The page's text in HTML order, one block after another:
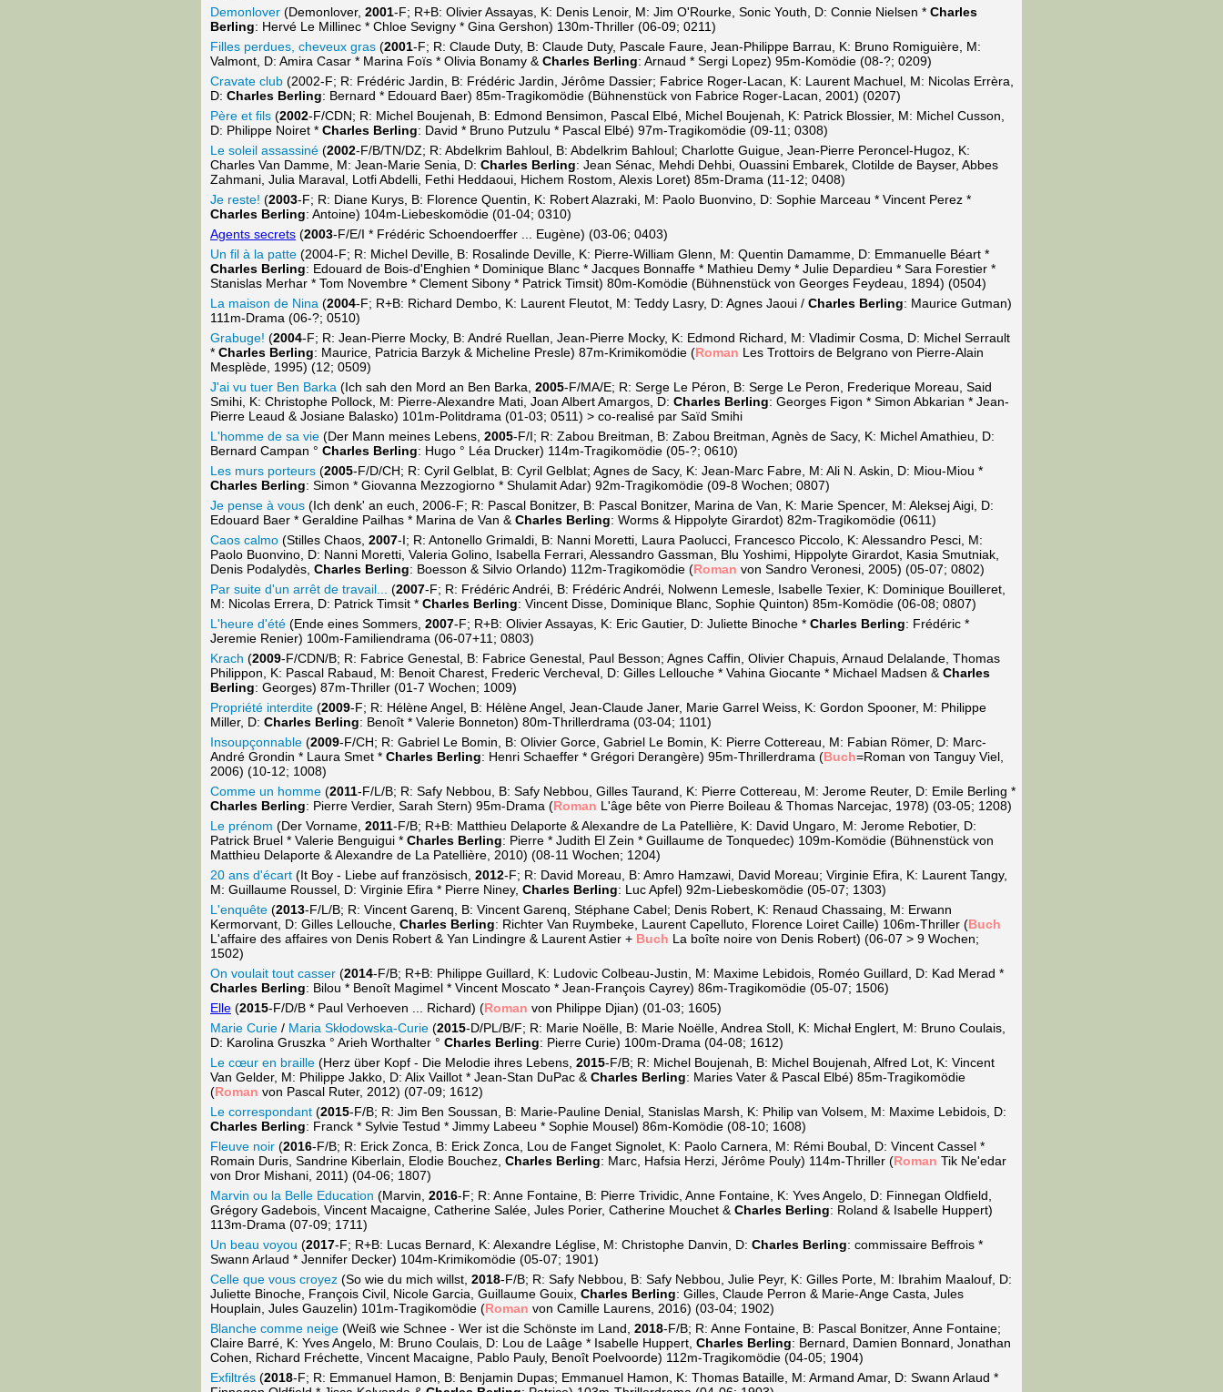
Demonlover (Demonlover, 2001-F; R+B: Olivier Assayas, K: Denis Lenoir, M: Jim O'Rourke, Sonic Youth, D: Connie Nielsen * Charles
Berling: Hervé Le Millinec * Chloe Sevigny * Gina Gershon) 130m-Thriller (06-09; 0211)
Filles perdues, cheveux gras (2001-F; R: Claude Duty, B: Claude Duty, Pascale Faure, Jean-Philippe Barrau, K: Bruno Romiguière, M:
Valmont, D: Amira Casar * Marina Foïs * Olivia Bonamy & Charles Berling: Arnaud * Sergi Lopez) 95m-Komödie (08-?; 0209)
Cravate club (2002-F; R: Frédéric Jardin, B: Frédéric Jardin, Jérôme Dassier; Fabrice Roger-Lacan, K: Laurent Machuel, M: Nicolas Errèra,
D: Charles Berling: Bernard * Edouard Baer) 85m-Tragikomödie (Bühnenstück von Fabrice Roger-Lacan, 2001) (0207)
Père et fils (2002-F/CDN; R: Michel Boujenah, B: Edmond Bensimon, Pascal Elbé, Michel Boujenah, K: Patrick Blossier, M: Michel Cusson,
D: Philippe Noiret * Charles Berling: David * Bruno Putzulu * Pascal Elbé) 97m-Tragikomödie (09-11; 0308)
Le soleil assassiné (2002-F/B/TN/DZ; R: Abdelkrim Bahloul, B: Abdelkrim Bahloul; Charlotte Guigue, Jean-Pierre Peroncel-Hugoz, K:
Charles Van Damme, M: Jean-Marie Senia, D: Charles Berling: Jean Sénac, Mehdi Dehbi, Ouassini Embarek, Clotilde de Bayser, Abbes
Zahmani, Julia Maraval, Lotfi Abdelli, Fethi Heddaoui, Hichem Rostom, Alexis Loret) 85m-Drama (11-12; 0408)
Je reste! (2003-F; R: Diane Kurys, B: Florence Quentin, K: Robert Alazraki, M: Paolo Buonvino, D: Sophie Marceau * Vincent Perez *
Charles Berling: Antoine) 104m-Liebeskomödie (01-04; 0310)
Agents secrets (2003-F/E/I * Frédéric Schoendoerffer ... Eugène) (03-06; 0403)
Un fil à la patte (2004-F; R: Michel Deville, B: Rosalinde Deville, K: Pierre-William Glenn, M: Quentin Damamme, D: Emmanuelle Béart *
Charles Berling: Edouard de Bois-d'Enghien * Dominique Blanc * Jacques Bonnaffe * Mathieu Demy * Julie Depardieu * Sara Forestier *
Stanislas Merhar * Tom Novembre * Clement Sibony * Patrick Timsit) 80m-Komödie (Bühnenstück von Georges Feydeau, 1894) (0504)
La maison de Nina (2004-F; R+B: Richard Dembo, K: Laurent Fleutot, M: Teddy Lasry, D: Agnes Jaoui / Charles Berling: Maurice Gutman)
111m-Drama (06-?; 0510)
Grabuge! (2004-F; R: Jean-Pierre Mocky, B: André Ruellan, Jean-Pierre Mocky, K: Edmond Richard, M: Vladimir Cosma, D: Michel Serrault
* Charles Berling: Maurice, Patricia Barzyk & Micheline Presle) 87m-Krimikomödie (Roman Les Trottoirs de Belgrano von Pierre-Alain
Mesplède, 1995) (12; 0509)
J'ai vu tuer Ben Barka (Ich sah den Mord an Ben Barka, 2005-F/MA/E; R: Serge Le Péron, B: Serge Le Peron, Frederique Moreau, Said
Smihi, K: Christophe Pollock, M: Pierre-Alexandre Mati, Joan Albert Amargos, D: Charles Berling: Georges Figon * Simon Abkarian * Jean-
Pierre Leaud & Josiane Balasko) 101m-Politdrama (01-03; 0511) > co-realisé par Saïd Smihi
L'homme de sa vie (Der Mann meines Lebens, 2005-F/I; R: Zabou Breitman, B: Zabou Breitman, Agnès de Sacy, K: Michel Amathieu, D:
Bernard Campan ° Charles Berling: Hugo ° Léa Drucker) 114m-Tragikomödie (05-?; 0610)
Les murs porteurs (2005-F/D/CH; R: Cyril Gelblat, B: Cyril Gelblat; Agnes de Sacy, K: Jean-Marc Fabre, M: Ali N. Askin, D: Miou-Miou *
Charles Berling: Simon * Giovanna Mezzogiorno * Shulamit Adar) 92m-Tragikomödie (09-8 Wochen; 0807)
Je pense à vous (Ich denk' an euch, 2006-F; R: Pascal Bonitzer, B: Pascal Bonitzer, Marina de Van, K: Marie Spencer, M: Aleksej Aigi, D:
Edouard Baer * Geraldine Pailhas * Marina de Van & Charles Berling: Worms & Hippolyte Girardot) 82m-Tragikomödie (0611)
Caos calmo (Stilles Chaos, 2007-I; R: Antonello Grimaldi, B: Nanni Moretti, Laura Paolucci, Francesco Piccolo, K: Alessandro Pesci, M:
Paolo Buonvino, D: Nanni Moretti, Valeria Golino, Isabella Ferrari, Alessandro Gassman, Blu Yoshimi, Hippolyte Girardot, Kasia Smutniak,
Denis Podalydès, Charles Berling: Boesson & Silvio Orlando) 112m-Tragikomödie (Roman von Sandro Veronesi, 2005) (05-07; 0802)
Par suite d'un arrêt de travail...
(2007-F; R: Frédéric Andréi, B: Frédéric Andréi, Nolwenn Lemesle, Isabelle Texier, K: Dominique Bouilleret,
M: Nicolas Errera, D: Patrick Timsit * Charles Berling: Vincent Disse, Dominique Blanc, Sophie Quinton) 85m-Komödie (06-08; 0807)
L'heure d'été (Ende eines Sommers, 2007-F; R+B: Olivier Assayas, K: Eric Gautier, D: Juliette Binoche * Charles Berling: Frédéric *
Jeremie Renier) 100m-Familiendrama (06-07+11; 0803)
Krach (2009-F/CDN/B; R: Fabrice Genestal, B: Fabrice Genestal, Paul Besson; Agnes Caffin, Olivier Chapuis, Arnaud Delalande, Thomas
Philippon, K: Pascal Rabaud, M: Benoit Charest, Frederic Vercheval, D: Gilles Lellouche * Vahina Giocante * Michael Madsen & Charles
Berling: Georges) 87m-Thriller (01-7 Wochen; 1009)
Propriété interdite (2009-F; R: Hélène Angel, B: Hélène Angel, Jean-Claude Janer, Marie Garrel Weiss, K: Gordon Spooner, M: Philippe
Miller, D: Charles Berling: Benoît * Valerie Bonneton) 80m-Thrillerdrama (03-04; 1101)
Insoupçonnable (2009-F/CH; R: Gabriel Le Bomin, B: Olivier Gorce, Gabriel Le Bomin, K: Pierre Cottereau, M: Fabian Römer, D: Marc-
André Grondin * Laura Smet * Charles Berling: Henri Schaeffer * Grégori Derangère) 95m-Thrillerdrama (Buch=Roman von Tanguy Viel,
2006) (10-12; 1008)
Comme un homme (2011-F/L/B; R: Safy Nebbou, B: Safy Nebbou, Gilles Taurand, K: Pierre Cottereau, M: Jerome Reuter, D: Emile Berling *
Charles Berling: Pierre Verdier, Sarah Stern) 95m-Drama (Roman L'âge bête von Pierre Boileau & Thomas Narcejac, 1978) (03-05; 1208)
Le prénom (Der Vorname, 2011-F/B; R+B: Matthieu Delaporte & Alexandre de La Patellière, K: David Ungaro, M: Jerome Rebotier, D:
Patrick Bruel * Valerie Benguigui * Charles Berling: Pierre * Judith El Zein * Guillaume de Tonquedec) 109m-Komödie (Bühnenstück von
Matthieu Delaporte & Alexandre de La Patellière, 2010) (08-11 Wochen; 1204)
20 ans d'écart (It Boy - Liebe auf französisch, 2012-F; R: David Moreau, B: Amro Hamzawi, David Moreau; Virginie Efira, K: Laurent Tangy,
M: Guillaume Roussel, D: Virginie Efira * Pierre Niney, Charles Berling: Luc Apfel) 92m-Liebeskomödie (05-07; 1303)
L'enquête (2013-F/L/B; R: Vincent Garenq, B: Vincent Garenq, Stéphane Cabel; Denis Robert, K: Renaud Chassaing, M: Erwann
Kermorvant, D: Gilles Lellouche, Charles Berling: Richter Van Ruymbeke, Laurent Capelluto, Florence Loiret Caille) 106m-Thriller (Buch
L'affaire des affaires von Denis Robert & Yan Lindingre & Laurent Astier + Buch La boîte noire von Denis Robert) (06-07 > 9 Wochen;
1502)
On voulait tout casser (2014-F/B; R+B: Philippe Guillard, K: Ludovic Colbeau-Justin, M: Maxime Lebidois, Roméo Guillard, D: Kad Merad *
Charles Berling: Bilou * Benoît Magimel * Vincent Moscato * Jean-François Cayrey) 86m-Tragikomödie (05-07; 1506)
Elle (2015-F/D/B * Paul Verhoeven ... Richard) (Roman von Philippe Djian) (01-03; 1605)
Marie Curie / Maria Skłodowska-Curie (2015-D/PL/B/F; R: Marie Noëlle, B: Marie Noëlle, Andrea Stoll, K: Michał Englert, M: Bruno Coulais,
D: Karolina Gruszka ° Arieh Worthalter ° Charles Berling: Pierre Curie) 100m-Drama (04-08; 1612)
Le cœur en braille (Herz über Kopf - Die Melodie ihres Lebens, 2015-F/B; R: Michel Boujenah, B: Michel Boujenah, Alfred Lot, K: Vincent
Van Gelder, M: Philippe Jakko, D: Alix Vaillot * Jean-Stan DuPac & Charles Berling: Maries Vater & Pascal Elbé) 85m-Tragikomödie
(Roman von Pascal Ruter, 2012) (07-09; 1612)
Le correspondant (2015-F/B; R: Jim Ben Soussan, B: Marie-Pauline Denial, Stanislas Marsh, K: Philip van Volsem, M: Maxime Lebidois, D:
Charles Berling: Franck * Sylvie Testud * Jimmy Labeeu * Sophie Mousel) 86m-Komödie (08-10; 1608)
Fleuve noir (2016-F/B; R: Erick Zonca, B: Erick Zonca, Lou de Fanget Signolet, K: Paolo Carnera, M: Rémi Boubal, D: Vincent Cassel *
Romain Duris, Sandrine Kiberlain, Elodie Bouchez, Charles Berling: Marc, Hafsia Herzi, Jérôme Pouly) 114m-Thriller (Roman Tik Ne'edar
von Dror Mishani, 2011) (04-06; 1807)
Marvin ou la Belle Education (Marvin, 2016-F; R: Anne Fontaine, B: Pierre Trividic, Anne Fontaine, K: Yves Angelo, D: Finnegan Oldfield,
Grégory Gadebois, Vincent Macaigne, Catherine Salée, Jules Porier, Catherine Mouchet & Charles Berling: Roland & Isabelle Huppert)
113m-Drama (07-09; 1711)
Un beau voyou (2017-F; R+B: Lucas Bernard, K: Alexandre Léglise, M: Christophe Danvin, D: Charles Berling: commissaire Beffrois *
Swann Arlaud * Jennifer Decker) 104m-Krimikomödie (05-07; 1901)
Celle que vous croyez (So wie du mich willst, 2018-F/B; R: Safy Nebbou, B: Safy Nebbou, Julie Peyr, K: Gilles Porte, M: Ibrahim Maalouf, D:
Juliette Binoche, François Civil, Nicole Garcia, Guillaume Gouix, Charles Berling: Gilles, Claude Perron & Marie-Ange Casta, Jules
Houplain, Jules Gauzelin) 101m-Tragikomödie (Roman von Camille Laurens, 2016) (03-04; 1902)
Blanche comme neige (Weiß wie Schnee - Wer ist die Schönste im Land, 2018-F/B; R: Anne Fontaine, B: Pascal Bonitzer, Anne Fontaine;
Claire Barré, K: Yves Angelo, M: Bruno Coulais, D: Lou de Laâge * Isabelle Huppert, Charles Berling: Bernard, Damien Bonnard, Jonathan
Cohen, Richard Fréchette, Vincent Macaigne, Pablo Pauly, Benoît Poelvoorde) 112m-Tragikomödie (04-05; 1904)
Exfiltrés (2018-F; R: Emmanuel Hamon, B: Benjamin Dupas; Emmanuel Hamon, K: Thomas Bataille, M: Armand Amar, D: Swann Arlaud *